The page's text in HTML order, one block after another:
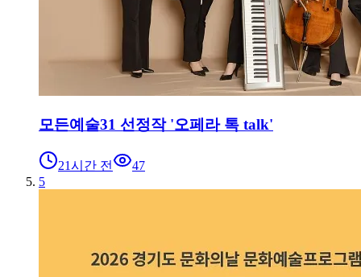
모든예술31 선정작 '오페라 톡 talk'
21시간 전
47
5